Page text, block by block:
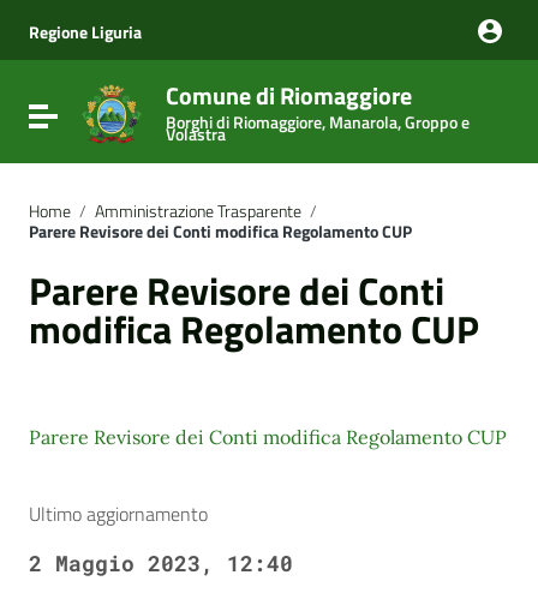
Vai al menu di navigazione
Vai al footer
Regione Liguria
Attiva / disattiva la navigazione
Comune di Riomaggiore
Borghi di Riomaggiore, Manarola, Groppo e
Volastra
Home / Amministrazione Trasparente /
Parere Revisore dei Conti modifica Regolamento CUP
Parere Revisore dei Conti
modifica Regolamento CUP
Parere Revisore dei Conti modifica Regolamento CUP
Ultimo aggiornamento
2 Maggio 2023, 12:40